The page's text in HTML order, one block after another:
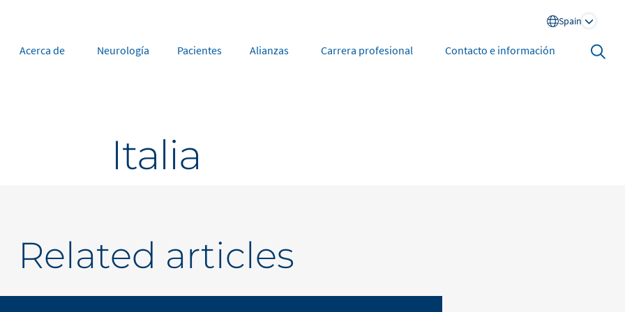
Spain
Portugal
Nordics
UK and Ireland
Saudi Arabia
Acerca de Neurología Pacientes Alianzas Carrera profesional Contacto e información Search
Italia
Related articles